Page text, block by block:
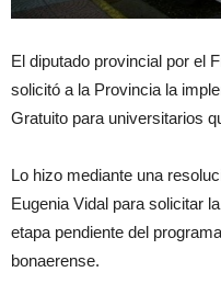
El diputado provincial por el
solicitó a la Provincia la
Gratuito para universitarios
Lo hizo mediante una
Eugenia Vidal para solicitar
etapa pendiente del
bonaerense.